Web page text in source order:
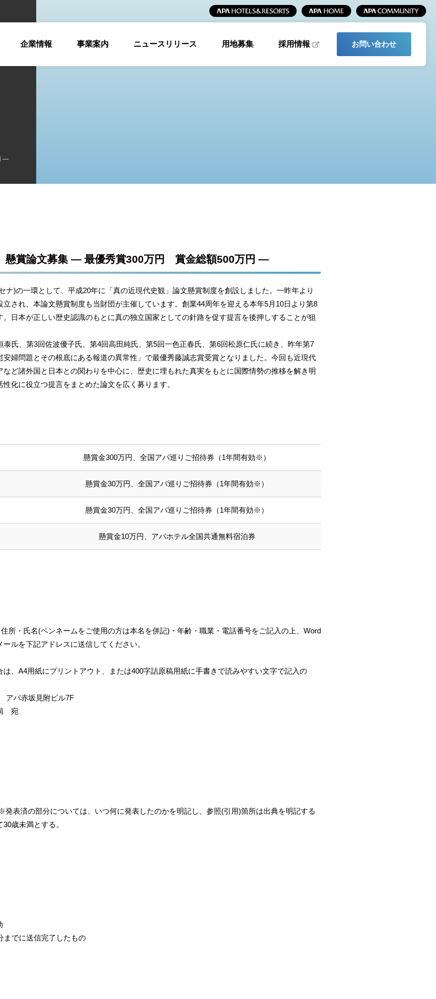
企業情報 事業案内 ニュースリリース 用地募集 採用情報 お問い合わせ
―
懸賞論文募集 ― 最優秀賞300万円 賞金総額500万円 ―
)の一環として、平成20年に「真の近現代史観」論文懸賞制度を創設しました。一昨年より
され、本論文懸賞制度も当財団が主催しています。創業44周年を迎える本年5月10日より第8
日本が正しい歴史認識のもとに真の独立国家としての針路を促す提言を後押しすることが狙
氏、第3回佐波優子氏、第4回高田純氏、第5回一色正春氏、第6回松原仁氏に続き、昨年第7
婦問題とその根底にある報道の異常性」で最優秀藤誠志賞受賞となりました。今回も近現代
ど諸外国と日本との関わりを中心に、歴史に埋もれた真実をもとに国際情勢の推移を解き明
化に役立つ提言をまとめた論文を広く募ります。
懸賞金300万円、全国アパ巡りご招待券（1年間有効※）
懸賞金30万円、全国アパ巡りご招待券（1年間有効※）
懸賞金30万円、全国アパ巡りご招待券（1年間有効※）
懸賞金10万円、アパホテル全国共通無料宿泊券
所・氏名(ペンネームをご使用の方は本名を併記)・年齢・職業・電話番号をご記入の上、Word
ルを下記アドレスに送信してください。
、A4用紙にプリントアウト、または400字詰原稿用紙に手書きで読みやすい文字で記入の
パ赤坂見附ビル7F
局 宛
表済の部分については、いつ何に発表したのかを明記し、参照(引用)箇所は出典を明記する
30歳未満とする。
までに送信完了したもの